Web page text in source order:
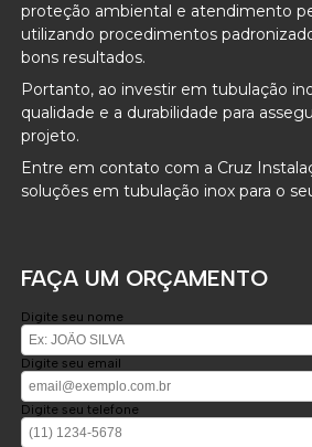
proteção ambiental e atendimento
utilizando procedimentos
bons resultados.
Portanto, ao investir em tubulação
qualidade e a durabilidade para
projeto.
Entre em contato com a Cruz
soluções em tubulação inox para o
FAÇA UM ORÇAMENTO
Digite seu nome
Digite seu email
Digite seu telefone